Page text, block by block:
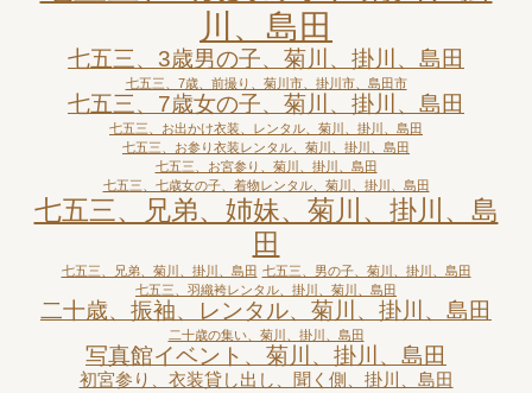
川、島田
七五三、3歳男の子、菊川、掛川、島田
七五三、7歳、前撮り、菊川市、掛川市、島田市
七五三、7歳女の子、菊川、掛川、島田
七五三、お出かけ衣装、レンタル、菊川、掛川、島田
七五三、お参り衣装レンタル、菊川、掛川、島田
七五三、お宮参り、菊川、掛川、島田
七五三、七歳女の子、着物レンタル、菊川、掛川、島田
七五三、兄弟、姉妹、菊川、掛川、島
田
七五三、兄弟、菊川、掛川、島田 七五三、男の子、菊川、掛川、島田
七五三、羽織袴レンタル、掛川、菊川、島田
二十歳、振袖、レンタル、菊川、掛川、島田
二十歳の集い、菊川、掛川、島田
写真館イベント、菊川、掛川、島田
初宮参り、衣装貸し出し、聞く側、掛川、島田